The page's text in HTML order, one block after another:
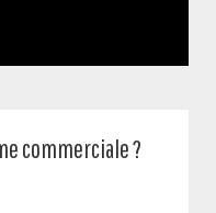
commerciale ?